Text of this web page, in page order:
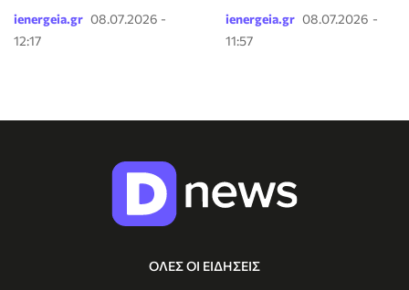
ienergeia.gr 08.07.2026 -
12:17
ienergeia.gr 08.07.2026 -
11:57
ΟΛΕΣ ΟΙ ΕΙΔΗΣΕΙΣ